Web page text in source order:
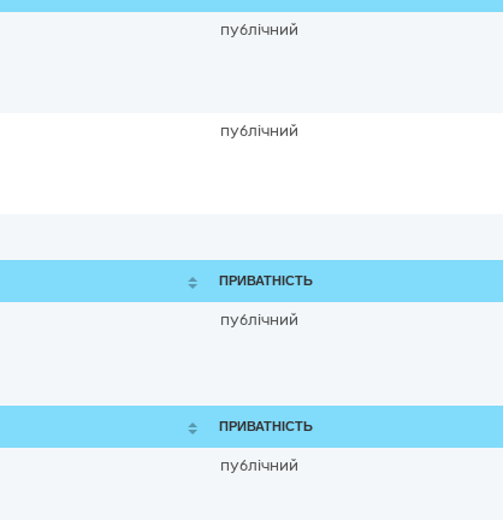
публічний
публічний
ПРИВАТНІСТЬ
публічний
ПРИВАТНІСТЬ
публічний